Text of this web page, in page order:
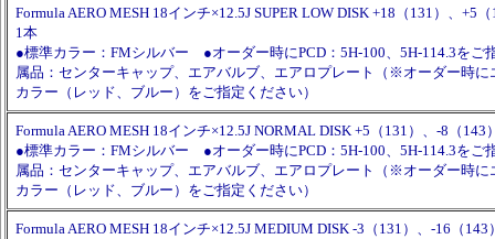
Formula AERO MESH 18インチ×12.5J SUPER LOW DISK +18（131）、+5
1本
●標準カラー：FMシルバー ●オーダー時にPCD：5H-100、5H-114.3を
属品：センターキャップ、エアバルブ、エアロプレート（※オーダー時に
カラー（レッド、ブルー）をご指定ください）
Formula AERO MESH 18インチ×12.5J NORMAL DISK +5（131）、-8（143
●標準カラー：FMシルバー ●オーダー時にPCD：5H-100、5H-114.3を
属品：センターキャップ、エアバルブ、エアロプレート（※オーダー時に
カラー（レッド、ブルー）をご指定ください）
Formula AERO MESH 18インチ×12.5J MEDIUM DISK -3（131）、-16（